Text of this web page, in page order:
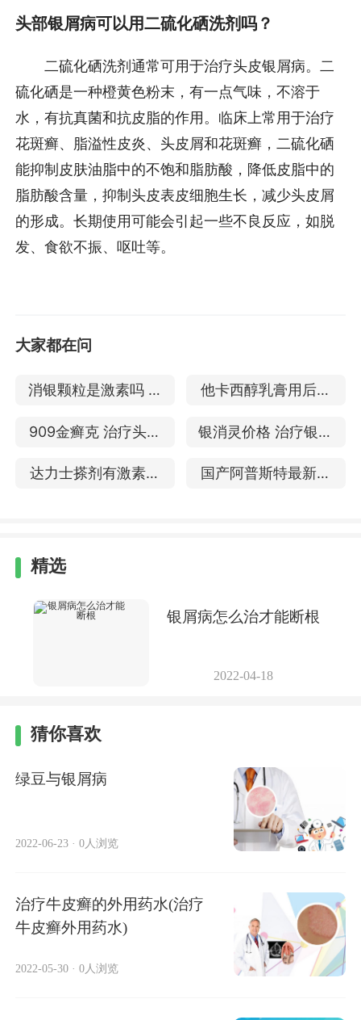
头部银屑病可以用二硫化硒洗剂吗？
二硫化硒洗剂通常可用于治疗头皮银屑病。二
硫化硒是一种橙黄色粉末，有一点气味，不溶于
水，有抗真菌和抗皮脂的作用。临床上常用于治疗
花斑癣、脂溢性皮炎、头皮屑和花斑癣，二硫化硒
能抑制皮肤油脂中的不饱和脂肪酸，降低皮脂中的
脂肪酸含量，抑制头皮表皮细胞生长，减少头皮屑
的形成。长期使用可能会引起一些不良反应，如脱
发、食欲不振、呕吐等。
大家都在问
消银颗粒是激素吗 治
他卡西醇乳膏用后发
909金癣克 治疗头皮
银屑病吗
银消灵价格 治疗银屑
病
达力士搽剂有激素吗
国产阿普斯特最新消
精选
银屑病怎么治才能断根
2022-04-18
猜你喜欢
绿豆与银屑病
2022-06-23 · 0人浏览
治疗牛皮癣的外用药水(治疗
牛皮癣外用药水)
2022-05-30 · 0人浏览